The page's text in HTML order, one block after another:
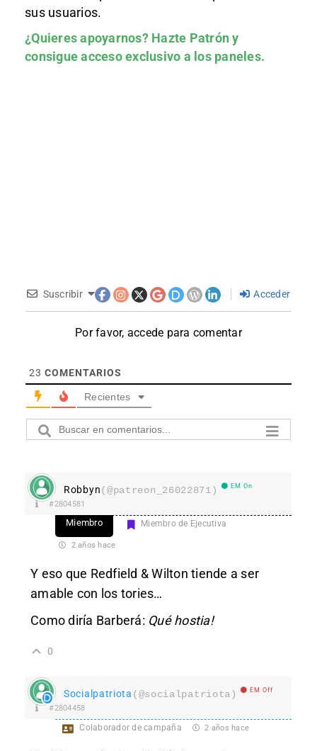
sus usuarios.
¿Quieres apoyarnos? Hazte Patróny
consigue acceso exclusivo a los paneles.
Suscribir Acceder
Por favor, accede para comentar
23 COMENTARIOS
Recientes
Robbyn(@patreon_26022871) EM On
#2804581
Miembro Miembro de Ejecutiva
2 años hace
Y eso que Redfield & Wilton tiende a ser
amable con los tories…
Como diría Barberá: Qué hostia!
0
Socialpatriota (@socialpatriota) EM Off
#2804458
Colaborador de campaña 2 años hace